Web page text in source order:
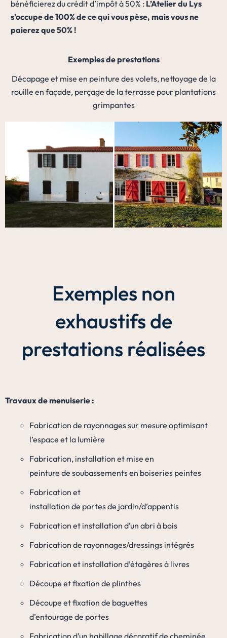
bénéficierez du crédit d’impôt à 50% : L’Atelier du Lys
s’occupe de 100% de ce qui vous pèse, mais vous ne
paierez que 50% !
Exemples de prestations
Décapage et mise en peinture des volets, nettoyage de la
rouille en façade, perçage de la terrasse pour plantations
grimpantes
Exemples non
exhaustifs de
prestations réalisées
Travaux de menuiserie :
Fabrication de rayonnages sur mesure optimisant
l’espace et la lumière
Fabrication, installation et mise en
peinture de soubassements en boiseries peintes
Fabrication et
installation de portes de jardin/d’appentis
Fabrication et installation d’un abri à bois
Fabrication de rayonnages/dressings intégrés
Fabrication et installation d’étagères à livres
Découpe et fixation de plinthes
Découpe et fixation de baguettes
d’entourage de portes